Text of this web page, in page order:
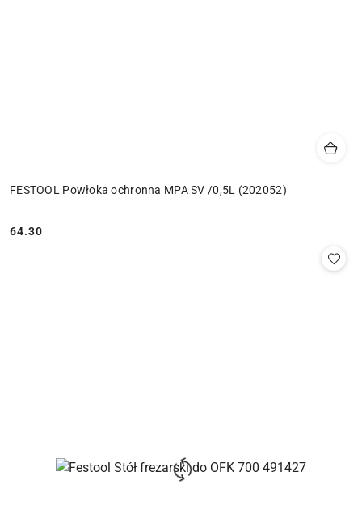
FESTOOL Powłoka ochronna MPA SV /0,5L (202052)
Cena:
64.30